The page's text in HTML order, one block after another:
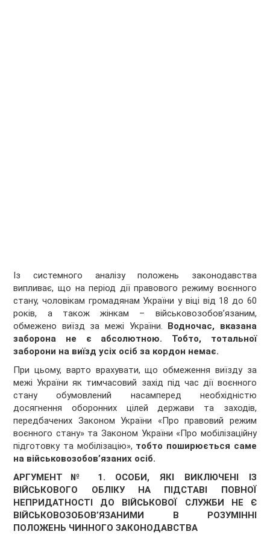
Із системного аналізу положень законодавства
випливає, що на період дії правового режиму воєнного
стану, чоловікам громадянам України у віці від 18 до 60
років, а також жінкам – військовозобов’язаним,
обмежено виїзд за межі України. Водночас, вказана
заборона не є абсолютною. Тобто, тотальної
заборони на виїзд усіх осіб за кордон немає.
При цьому, варто врахувати, що обмеження виїзду за
межі України як тимчасовий захід під час дії воєнного
стану обумовлений насамперед необхідністю
досягнення оборонних цілей держави та заходів,
передбачених Законом України «Про правовий режим
воєнного стану» та Законом України «Про мобілізаційну
підготовку та мобілізацію», тобто поширюється саме
на військовозобов’язаних осіб.
АРГУМЕНТ№ 1. ОСОБИ, ЯКІ ВИКЛЮЧЕНІ ІЗ
ВІЙСЬКОВОГО ОБЛІКУ НА ПІДСТАВІ ПОВНОЇ
НЕПРИДАТНОСТІ ДО ВІЙСЬКОВОЇ СЛУЖБИ НЕ Є
ВІЙСЬКОВОЗОБОВ’ЯЗАНИМИ В РОЗУМІННІ
ПОЛОЖЕНЬ ЧИННОГО ЗАКОНОДАВСТВА